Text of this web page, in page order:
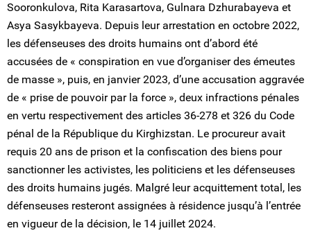
Sooronkulova, Rita Karasartova, Gulnara Dzhurabayeva et
Asya Sasykbayeva. Depuis leur arrestation en octobre 2022,
les défenseuses des droits humains ont d’abord été
accusées de « conspiration en vue d’organiser des émeutes
de masse », puis, en janvier 2023, d’une accusation aggravée
de « prise de pouvoir par la force », deux infractions pénales
en vertu respectivement des articles 36-278 et 326 du Code
pénal de la République du Kirghizstan. Le procureur avait
requis 20 ans de prison et la confiscation des biens pour
sanctionner les activistes, les politiciens et les défenseuses
des droits humains jugés. Malgré leur acquittement total, les
défenseuses resteront assignées à résidence jusqu’à l’entrée
en vigueur de la décision, le 14 juillet 2024.